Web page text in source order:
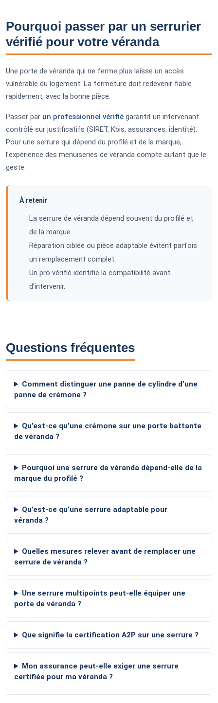
Pourquoi passer par un serrurier
vérifié pour votre véranda
Une porte de véranda qui ne ferme plus laisse un accès
vulnérable du logement. La fermeture doit redevenir fiable
rapidement, avec la bonne pièce.
Passer par un professionnel vérifié garantit un intervenant
contrôlé sur justificatifs (SIRET, Kbis, assurances, identité).
Pour une serrure qui dépend du profilé et de la marque,
l’expérience des menuiseries de véranda compte autant que le
geste.
À retenir
La serrure de véranda dépend souvent du profilé et
de la marque.
Réparation ciblée ou pièce adaptable évitent parfois
un remplacement complet.
Un pro vérifié identifie la compatibilité avant
d’intervenir.
Questions fréquentes
Comment distinguer une panne de cylindre d’une
panne de crémone ?
Qu’est-ce qu’une crémone sur une porte battante
de véranda ?
Pourquoi une serrure de véranda dépend-elle de la
marque du profilé ?
Qu’est-ce qu’une serrure adaptable pour
véranda ?
Quelles mesures relever avant de remplacer une
serrure de véranda ?
Une serrure multipoints peut-elle équiper une
porte de véranda ?
Que signifie la certification A2P sur une serrure ?
Mon assurance peut-elle exiger une serrure
certifiée pour ma véranda ?